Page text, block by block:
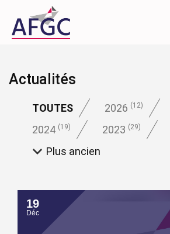
Actualités
TOUTES 2026 (12)
2024 (19) 2023 (29)
Plus ancien
19
Déc